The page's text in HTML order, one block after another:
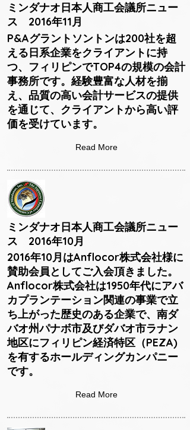
ミンダナオ日本人商工会議所ニュー
ス 2016年11月
P&Aグラントソントンは200社を超
える日系企業をクライアントに持
つ、フィリピンでTOP4の規模の会計
事務所です。経験豊富な人材を揃
え、品質の高い会計サービスの提供
を通じて、クライアントから高い評
価を受けています。
Read More
ミンダナオ日本人商工会議所ニュー
ス 2016年10月
2016年10月はAnflocor株式会社様に
賛助会員としてご入会頂きました。
Anflocor株式会社は1950年代にアバ
カプランテーション関連の事業で立
ち上がった歴史のある企業で、南ダ
バオ州パナボ市及びダバオ市ラナン
地区にフィリピン経済特区（PEZA)
を有するホールディングカンパニー
です。
Read More